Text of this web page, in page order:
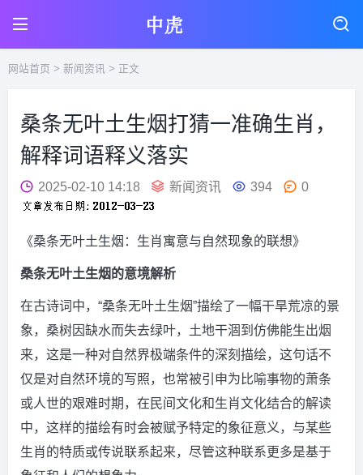
网站首页 > 新闻资讯 > 正文
桑条无叶土生烟打猜一准确生肖，
解释词语释义落实
2025-02-10 14:18 新闻资讯 394 0
《桑条无叶土生烟：生肖寓意与自然现象的联想》
桑条无叶土生烟的意境解析
在古诗词中，“桑条无叶土生烟”描绘了一幅干旱荒凉的景
象，桑树因缺水而失去绿叶，土地干涸到仿佛能生出烟
来，这是一种对自然界极端条件的深刻描绘，这句话不
仅是对自然环境的写照，也常被引申为比喻事物的萧条
或人世的艰难时期，在民间文化和生肖文化结合的解读
中，这样的描绘有时会被赋予特定的象征意义，与某些
生肖的特质或传说联系起来，尽管这种联系更多是基于